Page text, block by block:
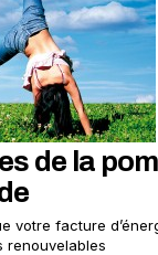
de la
votre facture
renouvelables